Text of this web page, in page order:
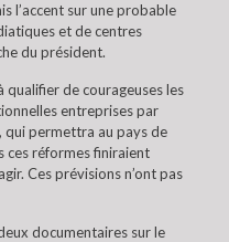
l’accent sur une probable
et de centres
du président.
qualifier de courageuses les
entreprises par
qui permettra au pays de
ces réformes finiraient
Ces prévisions n’ont pas
documentaires sur le